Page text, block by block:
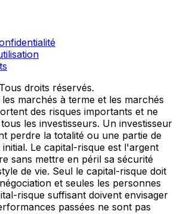
droits réservés.
marchés à terme et les marchés
des risques importants et ne
les investisseurs. Un investisseur
perdre la totalité ou une partie de
Le capital-risque est l'argent
sans mettre en péril sa sécurité
de vie. Seul le capital-risque doit
et seules les personnes
risque suffisant doivent envisager
passées ne sont pas